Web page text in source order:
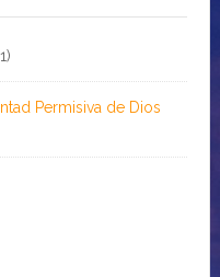
Permisiva de Dios